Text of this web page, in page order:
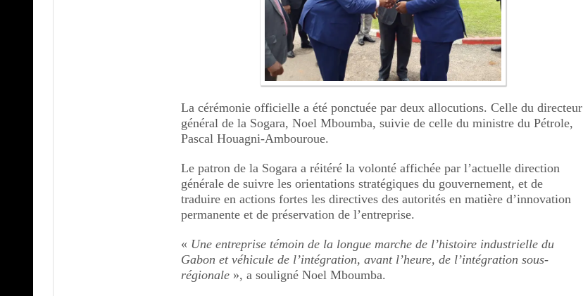
La cérémonie officielle a été ponctuée par deux allocutions. Celle du directeur
général de la Sogara, Noel Mboumba, suivie de celle du ministre du Pétrole,
Pascal Houagni-Ambouroue.
Le patron de la Sogara a réitéré la volonté affichée par l’actuelle direction
générale de suivre les orientations stratégiques du gouvernement, et de
traduire en actions fortes les directives des autorités en matière d’innovation
permanente et de préservation de l’entreprise.
« Une entreprise témoin de la longue marche de l’histoire industrielle du
Gabon et véhicule de l’intégration, avant l’heure, de l’intégration sous-
régionale », a souligné Noel Mboumba.